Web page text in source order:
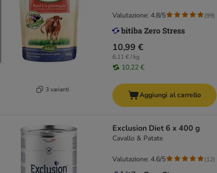
3 varianti
10,99 €
6,11 € / kg
10,22 €
Valutazione: 4.8/5 (99)
Aggiungi al carrello
Exclusion Diet 6 x 400 g
Cavallo & Patate
Valutazione: 4.6/5 (12)